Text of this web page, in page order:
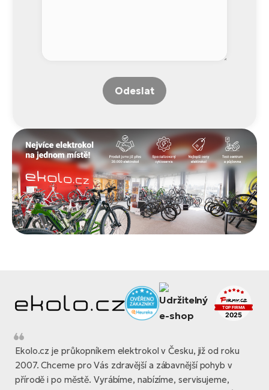
Odeslat
Ekolo.cz je průkopníkem elektrokol v Česku, již od roku
2007. Chceme pro Vás zdravější a zábavnější pohyb v
přírodě i po městě. Vyrábíme, nabízíme, servisujeme,